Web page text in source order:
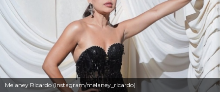
Melaney Ricardo (Instagram/melaney_ricardo)